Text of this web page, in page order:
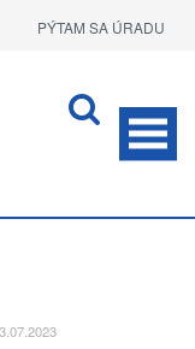
PÝTAM SA ÚRADU